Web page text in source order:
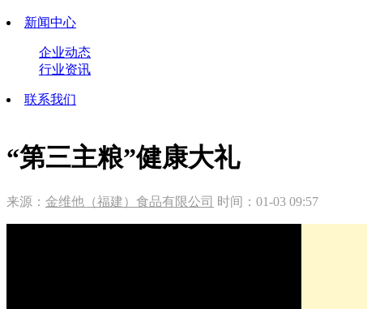
新闻中心
企业动态
行业资讯
联系我们
“第三主粮”健康大礼
来源： 金维他（福建）食品有限公司 时间：01-03 09:57